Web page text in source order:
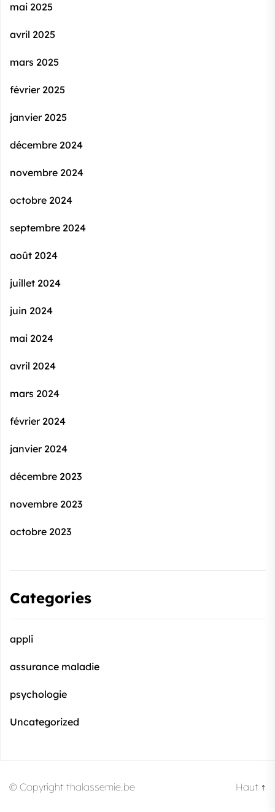
mai 2025
avril 2025
mars 2025
février 2025
janvier 2025
décembre 2024
novembre 2024
octobre 2024
septembre 2024
août 2024
juillet 2024
juin 2024
mai 2024
avril 2024
mars 2024
février 2024
janvier 2024
décembre 2023
novembre 2023
octobre 2023
Categories
appli
assurance maladie
psychologie
Uncategorized
© Copyright thalassemie.be Haut ↑